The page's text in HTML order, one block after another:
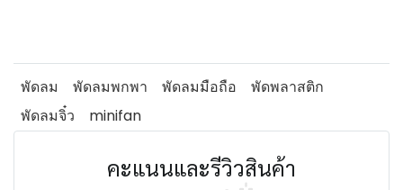
พัดลม พัดลมพกพา พัดลมมือถือ
พัดพลาสติก
พัดลมจิ๋ว
minifan
คะแนนและรีวิวสินค้า